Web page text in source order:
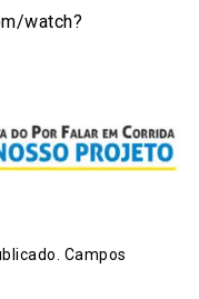
watch?
Campos